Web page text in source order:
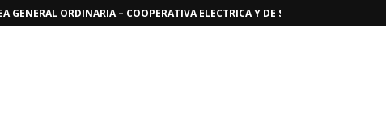
GENERAL ORDINARIA – COOPERATIVA ELECTRICA Y DE SERVICIOS PUBLICOS